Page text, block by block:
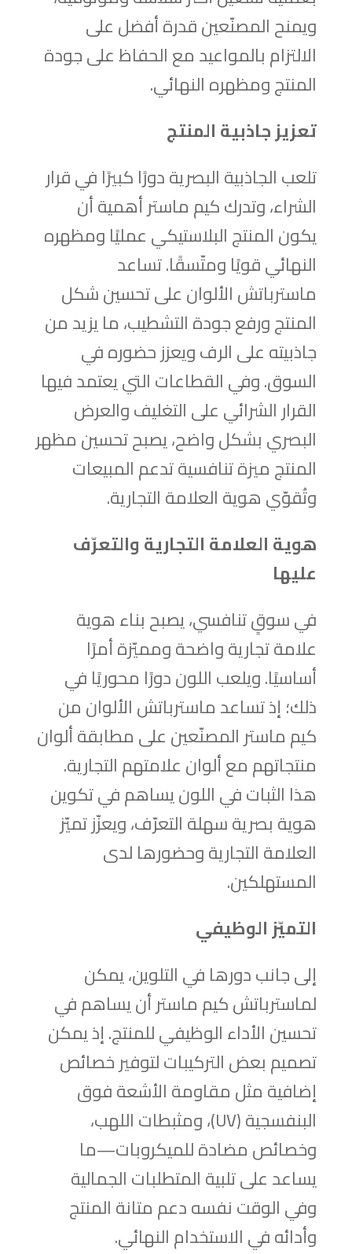
ويمنح المصنّعين قدرة أفضل على
الالتزام بالمواعيد مع الحفاظ على جودة
المنتج ومظهره النهائي.
تعزيز جاذبية المنتج
تلعب الجاذبية البصرية دورًا كبيرًا في قرار
الشراء، وتدرك كيم ماستر أهمية أن
يكون المنتج البلاستيكي عمليًا ومظهره
النهائي قويًا ومتّسقًا. تساعد
ماسترباتش الألوان على تحسين شكل
المنتج ورفع جودة التشطيب، ما يزيد من
جاذبيته على الرف ويعزز حضوره في
السوق. وفي القطاعات التي يعتمد فيها
القرار الشرائي على التغليف والعرض
البصري بشكل واضح، يصبح تحسين مظهر
المنتج ميزة تنافسية تدعم المبيعات
وتُقوّي هوية العلامة التجارية.
هوية العلامة التجارية والتعرّف
عليها
في سوقٍ تنافسي، يصبح بناء هوية
علامة تجارية واضحة ومميّزة أمرًا
أساسيًا. ويلعب اللون دورًا محوريًا في
ذلك؛ إذ تساعد ماسترباتش الألوان من
كيم ماستر المصنّعين على مطابقة ألوان
منتجاتهم مع ألوان علامتهم التجارية.
هذا الثبات في اللون يساهم في تكوين
هوية بصرية سهلة التعرّف، ويعزّز تميّز
العلامة التجارية وحضورها لدى
المستهلكين.
التميّز الوظيفي
إلى جانب دورها في التلوين، يمكن
لماسترباتش كيم ماستر أن يساهم في
تحسين الأداء الوظيفي للمنتج. إذ يمكن
تصميم بعض التركيبات لتوفير خصائص
إضافية مثل مقاومة الأشعة فوق
البنفسجية (UV)، ومثبطات اللهب،
وخصائص مضادة للميكروبات—ما
يساعد على تلبية المتطلبات الجمالية
وفي الوقت نفسه دعم متانة المنتج
وأدائه في الاستخدام النهائي.